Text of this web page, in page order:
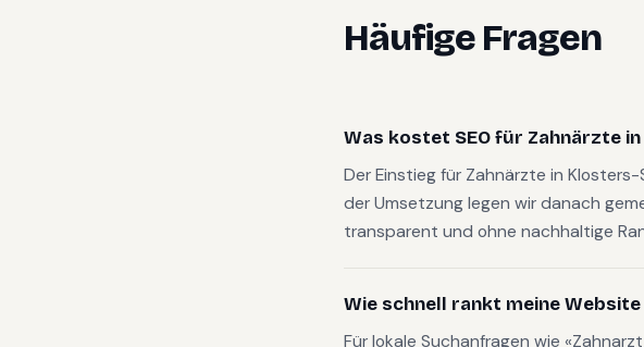
Häufige Fragen
Was kostet SEO für Zahnärzte
Der Einstieg für Zahnärzte in
der Umsetzung legen wir danach
transparent und ohne nachhaltige
Wie schnell rankt meine
Für lokale Suchanfragen wie